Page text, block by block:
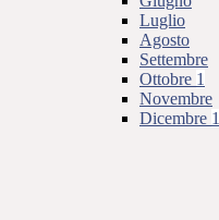
Luglio
Agosto
Settembre
Ottobre 1
Novembre
Dicembre 1